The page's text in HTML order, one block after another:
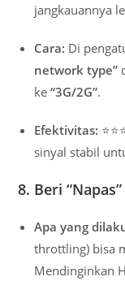
jangkauannya
Cara: Di
network type”
ke“3G/2G”.
Efektivitas:
sinyal stabil
8. Beri
Apa yang
throttling) bisa
Mendinginkan